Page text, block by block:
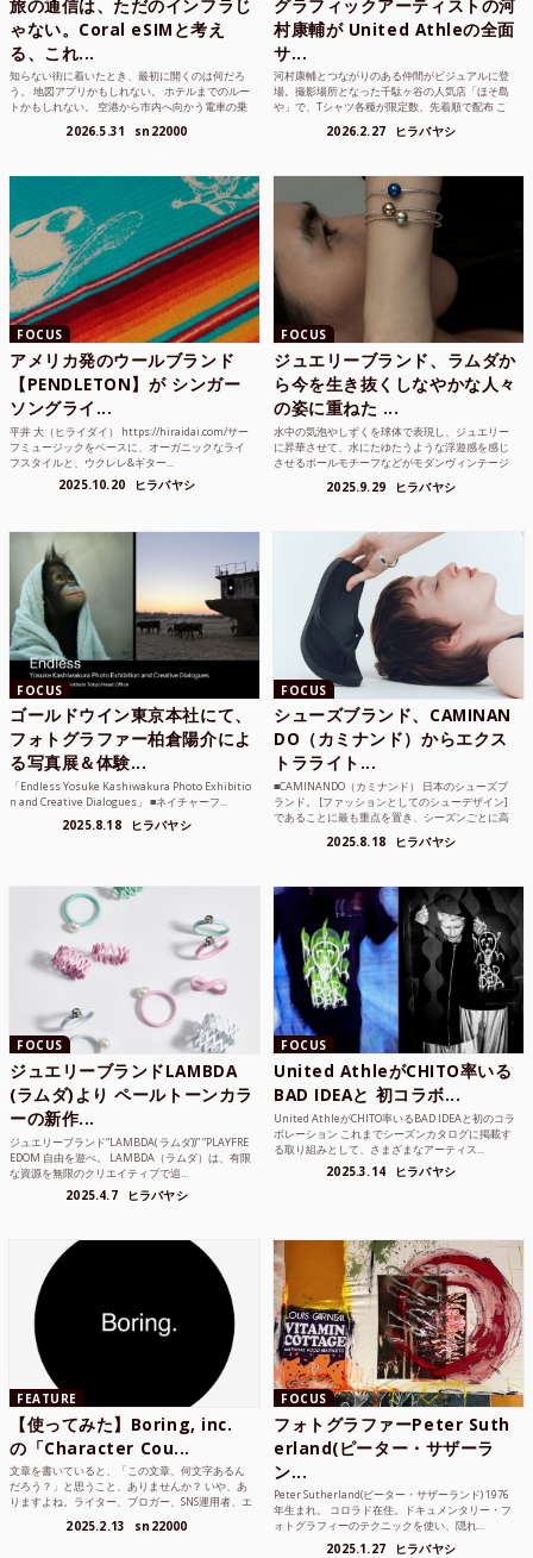
旅の通信は、ただのインフラじ
ゃない。Coral eSIMと考え
る、これ...
知らない街に着いたとき、最初に開くのは何だろ
う。 地図アプリかもしれない。 ホテルまでのルー
トかもしれない。 空港から市内へ向かう電車の乗
2026.5.31 sn22000
グラフィックアーティストの河
村康輔が United Athleの全面
サ...
河村康輔とつながりのある仲間がビジュアルに登
場。撮影場所となった千駄ヶ谷の人気店「ほそ島
や」で、Tシャツ各種が限定数、先着順で配布 こ
2026.2.27 ヒラバヤシ
FOCUS
アメリカ発のウールブランド
【PENDLETON】が シンガー
ソングライ...
平井 大（ヒライダイ） https://hiraidai.com/サー
フミュージックをベースに、オーガニックなライ
フスタイルと、ウクレレ&ギター...
2025.10.20 ヒラバヤシ
FOCUS
ジュエリーブランド、ラムダか
ら今を生き抜くしなやかな人々
の姿に重ねた ...
水中の気泡やしずくを球体で表現し、ジュエリー
に昇華させて、水にたゆたうような浮遊感を感じ
させるボールモチーフなどがモダンヴィンテージ
2025.9.29 ヒラバヤシ
FOCUS
ゴールドウイン東京本社にて、
フォトグラファー柏倉陽介によ
る写真展＆体験...
「Endless Yosuke Kashiwakura Photo Exhibitio
n and Creative Dialogues」 ■ネイチャーフ...
2025.8.18 ヒラバヤシ
FOCUS
シューズブランド、CAMINAN
DO（カミナンド）からエクス
トラライト...
■CAMINANDO（カミナンド） 日本のシューズブ
ランド。 [ファッションとしてのシューデザイン]
であることに最も重点を置き、シーズンごとに高
2025.8.18 ヒラバヤシ
FOCUS
ジュエリーブランドLAMBDA
(ラムダ)より ペールトーンカラ
ーの新作...
ジュエリーブランド“LAMBDA( ラムダ))” “PLAYFRE
EDOM 自由を遊べ。 LAMBDA（ラムダ）は、有限
な資源を無限のクリエイティブで追...
2025.4.7 ヒラバヤシ
FOCUS
United AthleがCHITO率いる
BAD IDEAと 初コラボ...
United AthleがCHITO率いるBAD IDEAと初のコラ
ボレーション これまでシーズンカタログに掲載す
る取り組みとして、さまざまなアーティス...
2025.3.14 ヒラバヤシ
FEATURE
【使ってみた】Boring, inc.
の「Character Cou...
文章を書いていると、「この文章、何文字あるん
だろう？」と思うこと、ありませんか？ いや、あ
りますよね。ライター、ブロガー、SNS運用者、エ
2025.2.13 sn22000
FOCUS
フォトグラファーPeter Suth
erland(ピーター・サザーラ
ン...
Peter Sutherland(ピーター・サザーランド) 1976
年生まれ。 コロラド在住。ドキュメンタリー・フ
ォトグラフィーのテクニックを使い、隠れ...
2025.1.27 ヒラバヤシ